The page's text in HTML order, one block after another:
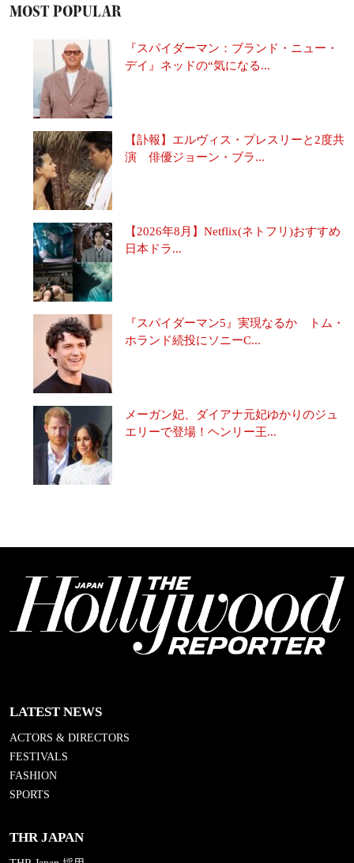
MOST POPULAR
『スパイダーマン：ブランド・ニュー・
デイ』ネッドの“気になる...
【訃報】エルヴィス・プレスリーと2度共
演 俳優ジョーン・ブラ...
【2026年8月】Netflix(ネトフリ)おすすめ
日本ドラ...
『スパイダーマン5』実現なるか トム・
ホランド続投にソニーC...
メーガン妃、ダイアナ元妃ゆかりのジュ
エリーで登場！ヘンリー王...
LATEST NEWS
ACTORS & DIRECTORS
FESTIVALS
FASHION
SPORTS
THR JAPAN